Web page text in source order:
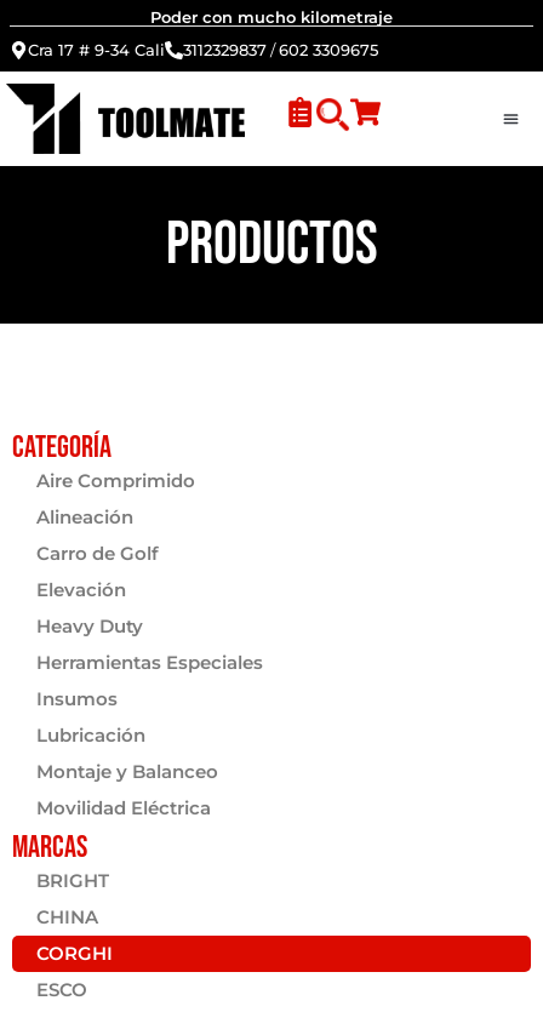
Poder con mucho kilometraje
Cra 17 # 9-34 Cali
3112329837/602 3309675
PRODUCTOS
Categoría
Aire Comprimido
Alineación
Carro de Golf
Elevación
Heavy Duty
Herramientas Especiales
Insumos
Lubricación
Montaje y Balanceo
Movilidad Eléctrica
Marcas
BRIGHT
CHINA
CORGHI
ESCO